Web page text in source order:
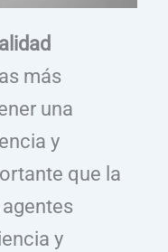
más
una
y
que la
y